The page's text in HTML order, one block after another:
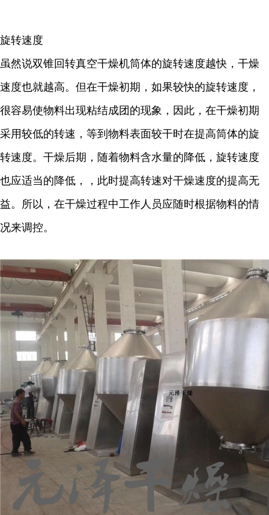
旋转速度
虽然说双锥回转真空干燥机筒体的旋转速度越快，干燥
速度也就越高。但在干燥初期，如果较快的旋转速度，
很容易使物料出现粘结成团的现象，因此，在干燥初期
采用较低的转速，等到物料表面较干时在提高筒体的旋
转速度。干燥后期，随着物料含水量的降低，旋转速度
也应适当的降低，，此时提高转速对干燥速度的提高无
益。所以，在干燥过程中工作人员应随时根据物料的情
况来调控。